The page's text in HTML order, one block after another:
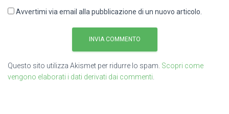
Avvertimi via email alla pubblicazione di un nuovo articolo.
Questo sito utilizza Akismet per ridurre lo spam. Scopri come
vengono elaborati i dati derivati dai commenti